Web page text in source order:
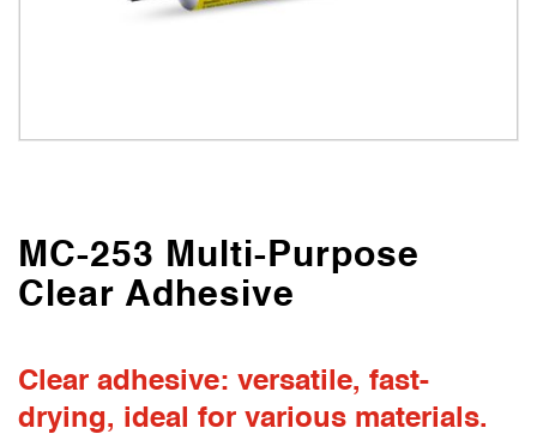
MC-253 Multi-Purpose
Clear Adhesive
Clear adhesive: versatile, fast-
drying, ideal for various materials.